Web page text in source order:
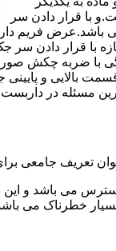
با قرار دادن سر
با قرار دادن
با ضربه چکش
بالایی و
مسئله در
تعریف جامعی
می باشد و
خطرناک می